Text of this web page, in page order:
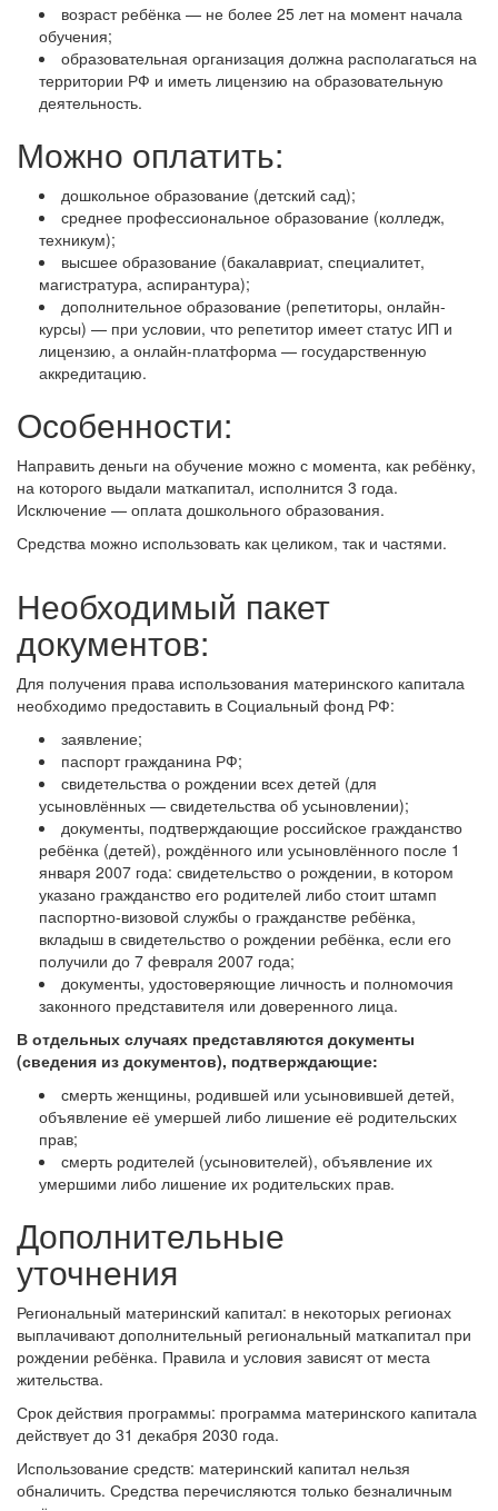
возраст ребёнка — не более 25 лет на момент начала
обучения;
образовательная организация должна располагаться на
территории РФ и иметь лицензию на образовательную
деятельность.
Можно оплатить:
дошкольное образование (детский сад);
среднее профессиональное образование (колледж,
техникум);
высшее образование (бакалавриат, специалитет,
магистратура, аспирантура);
дополнительное образование (репетиторы, онлайн-
курсы) — при условии, что репетитор имеет статус ИП и
лицензию, а онлайн-платформа — государственную
аккредитацию.
Особенности:
Направить деньги на обучение можно с момента, как ребёнку,
на которого выдали маткапитал, исполнится 3 года.
Исключение — оплата дошкольного образования.
Средства можно использовать как целиком, так и частями.
Необходимый пакет
документов:
Для получения права использования материнского капитала
необходимо предоставить в Социальный фонд РФ:
заявление;
паспорт гражданина РФ;
свидетельства о рождении всех детей (для
усыновлённых — свидетельства об усыновлении);
документы, подтверждающие российское гражданство
ребёнка (детей), рождённого или усыновлённого после 1
января 2007 года: свидетельство о рождении, в котором
указано гражданство его родителей либо стоит штамп
паспортно-визовой службы о гражданстве ребёнка,
вкладыш в свидетельство о рождении ребёнка, если его
получили до 7 февраля 2007 года;
документы, удостоверяющие личность и полномочия
законного представителя или доверенного лица.
В отдельных случаях представляются документы
(сведения из документов), подтверждающие:
смерть женщины, родившей или усыновившей детей,
объявление её умершей либо лишение её родительских
прав;
смерть родителей (усыновителей), объявление их
умершими либо лишение их родительских прав.
Дополнительные
уточнения
Региональный материнский капитал: в некоторых регионах
выплачивают дополнительный региональный маткапитал при
рождении ребёнка. Правила и условия зависят от места
жительства.
Срок действия программы: программа материнского капитала
действует до 31 декабря 2030 года.
Использование средств: материнский капитал нельзя
обналичить. Средства перечисляются только безналичным